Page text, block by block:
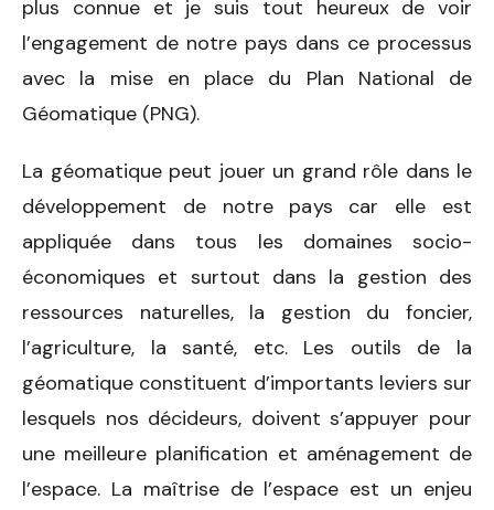
plus connue et je suis tout heureux de voir
l’engagement de notre pays dans ce processus
avec la mise en place du Plan National de
Géomatique (PNG).
La géomatique peut jouer un grand rôle dans le
développement de notre pays car elle est
appliquée dans tous les domaines socio-
économiques et surtout dans la gestion des
ressources naturelles, la gestion du foncier,
l’agriculture, la santé, etc. Les outils de la
géomatique constituent d’importants leviers sur
lesquels nos décideurs, doivent s’appuyer pour
une meilleure planification et aménagement de
l’espace. La maîtrise de l’espace est un enjeu